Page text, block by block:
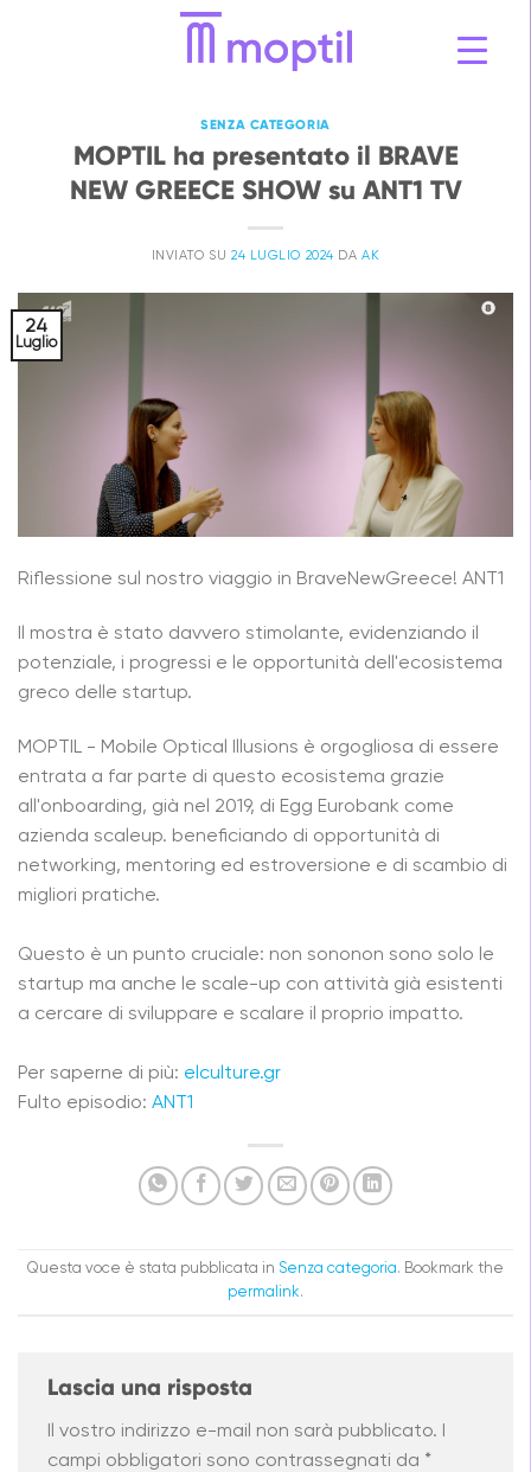
SENZA CATEGORIA
MOPTIL ha presentato il BRAVE
NEW GREECE SHOW su ANT1 TV
INVIATO SU 24 LUGLIO 2024 DAAK
24
Luglio
Riflessione sul nostro viaggio in BraveNewGreece! ANT1
Il mostra è stato davvero stimolante, evidenziando il
potenziale, i progressi e le opportunità dell'ecosistema
greco delle startup.
MOPTIL - Mobile Optical Illusions è orgogliosa di essere
entrata a far parte di questo ecosistema grazie
all'onboarding, già nel 2019, di Egg Eurobank come
azienda scaleup. beneficiando di opportunità di
networking, mentoring ed estroversione e di scambio di
migliori pratiche.
Questo è un punto cruciale: non sononon sono solo le
startup ma anche le scale-up con attività già esistenti
a cercare di sviluppare e scalare il proprio impatto.
Per saperne di più: elculture.gr
Fu lto episodio: ANT1
Questa voce è stata pubblicata in Senza categoria. Bookmark the
permalink.
Lascia una risposta
Il vostro indirizzo e-mail non sarà pubblicato.
campi obbligatori sono contrassegnati da *